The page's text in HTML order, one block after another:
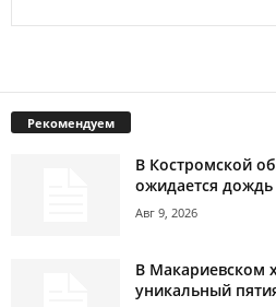
Рекомендуем
В Костромской
ожидается дождь
Авг 9, 2026
В Макариевском
уникальный